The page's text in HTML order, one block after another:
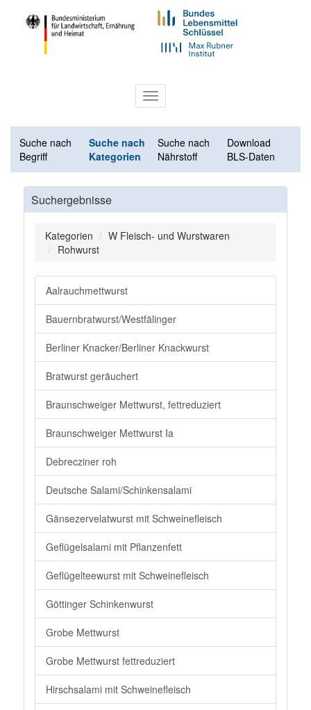
Toggle
navigation
Suche nach
Begriff
Suche nach
Kategorien
Suche nach
Nährstoff
Download
BLS-Daten
Suchergebnisse
Kategorien
W Fleisch- und Wurstwaren
Rohwurst
Aalrauchmettwurst
Bauernbratwurst/Westfälinger
Berliner Knacker/Berliner Knackwurst
Bratwurst geräuchert
Braunschweiger Mettwurst, fettreduziert
Braunschweiger Mettwurst Ia
Debrecziner roh
Deutsche Salami/Schinkensalami
Gänsezervelatwurst mit Schweinefleisch
Geflügelsalami mit Pflanzenfett
Geflügelteewurst mit Schweinefleisch
Göttinger Schinkenwurst
Grobe Mettwurst
Grobe Mettwurst fettreduziert
Hirschsalami mit Schweinefleisch